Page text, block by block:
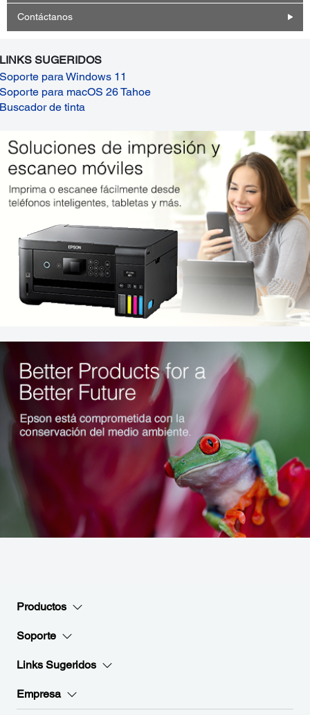
Contáctanos
LINKS SUGERIDOS
Soporte para Windows 11
Soporte para macOS 26 Tahoe
Buscador de tinta
Productos
Soporte
Links Sugeridos
Empresa